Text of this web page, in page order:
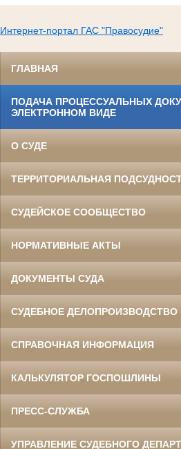
Интернет-портал ГАС "Правосудие"
ГЛАВНАЯ
ПОДАЧА ПРОЦЕССУАЛЬНЫХ
ЭЛЕКТРОННОМ ВИДЕ
О СУДЕ
ТЕРРИТОРИАЛЬНАЯ
СУДЕЙСКОЕ СООБЩЕСТВО
НОРМАТИВНЫЕ АКТЫ
ДОКУМЕНТЫ СУДА
СУДЕБНОЕ ДЕЛОПРОИЗВОДСТВО
СПРАВОЧНАЯ ИНФОРМАЦИЯ
КАЛЬКУЛЯТОР ГОСПОШЛИНЫ
ПРЕСС-СЛУЖБА
УПРАВЛЕНИЕ СУДЕБНОГО